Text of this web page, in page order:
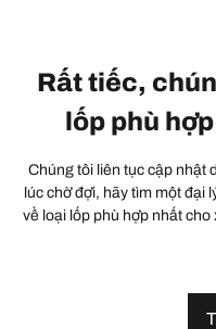
Rất tiếc,
lốp phù
Chúng tôi liên tục cập nhật
lúc chờ đợi, hãy tìm một đại
về loại lốp phù hợp nhất